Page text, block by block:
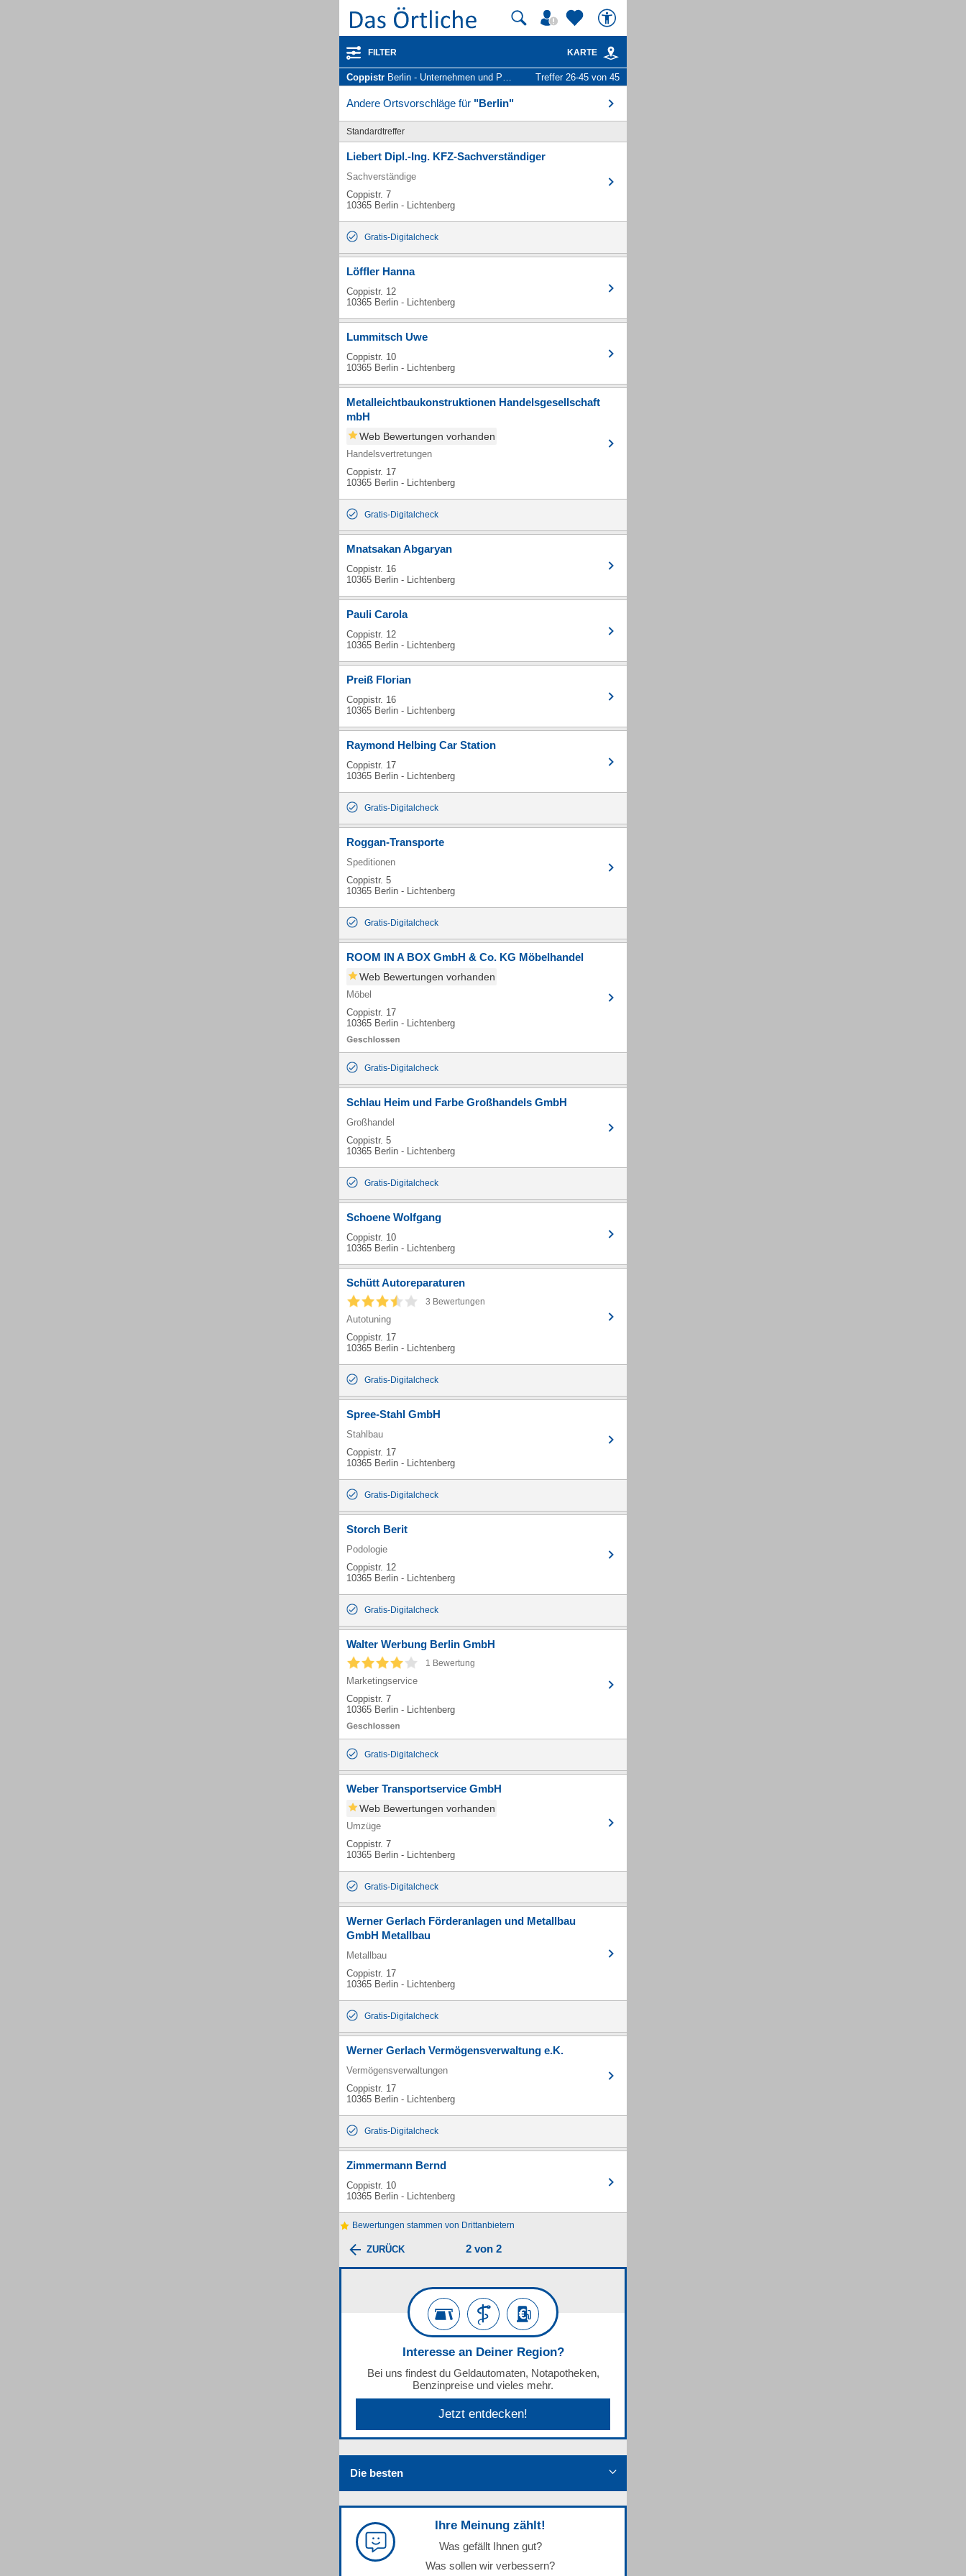
FILTER KARTE
Coppistr Berlin - Unternehmen und Personen Treffer 26-45 von 45
Andere Ortsvorschläge für "Berlin"
Standardtreffer
Liebert Dipl.-Ing. KFZ-Sachverständiger
Sachverständige
Coppistr. 7
10365 Berlin - Lichtenberg
Gratis-Digitalcheck
Löffler Hanna
Coppistr. 12
10365 Berlin - Lichtenberg
Lummitsch Uwe
Coppistr. 10
10365 Berlin - Lichtenberg
Metalleichtbaukonstruktionen Handelsgesellschaft
mbH
Web Bewertungen vorhanden
Handelsvertretungen
Coppistr. 17
10365 Berlin - Lichtenberg
Gratis-Digitalcheck
Mnatsakan Abgaryan
Coppistr. 16
10365 Berlin - Lichtenberg
Pauli Carola
Coppistr. 12
10365 Berlin - Lichtenberg
Preiß Florian
Coppistr. 16
10365 Berlin - Lichtenberg
Raymond Helbing Car Station
Coppistr. 17
10365 Berlin - Lichtenberg
Gratis-Digitalcheck
Roggan-Transporte
Speditionen
Coppistr. 5
10365 Berlin - Lichtenberg
Gratis-Digitalcheck
ROOM IN A BOX GmbH & Co. KG Möbelhandel
Web Bewertungen vorhanden
Möbel
Coppistr. 17
10365 Berlin - Lichtenberg
Gratis-Digitalcheck
Schlau Heim und Farbe Großhandels GmbH
Großhandel
Coppistr. 5
10365 Berlin - Lichtenberg
Gratis-Digitalcheck
Schoene Wolfgang
Coppistr. 10
10365 Berlin - Lichtenberg
Schütt Autoreparaturen
3 Bewertungen
Autotuning
Coppistr. 17
10365 Berlin - Lichtenberg
Gratis-Digitalcheck
Spree-Stahl GmbH
Stahlbau
Coppistr. 17
10365 Berlin - Lichtenberg
Gratis-Digitalcheck
Storch Berit
Podologie
Coppistr. 12
10365 Berlin - Lichtenberg
Gratis-Digitalcheck
Walter Werbung Berlin GmbH
1 Bewertung
Marketingservice
Coppistr. 7
10365 Berlin - Lichtenberg
Gratis-Digitalcheck
Weber Transportservice GmbH
Web Bewertungen vorhanden
Umzüge
Coppistr. 7
10365 Berlin - Lichtenberg
Gratis-Digitalcheck
Werner Gerlach Förderanlagen und Metallbau
GmbH Metallbau
Metallbau
Coppistr. 17
10365 Berlin - Lichtenberg
Gratis-Digitalcheck
Werner Gerlach Vermögensverwaltung e.K.
Vermögensverwaltungen
Coppistr. 17
10365 Berlin - Lichtenberg
Gratis-Digitalcheck
Zimmermann Bernd
Coppistr. 10
10365 Berlin - Lichtenberg
Bewertungen stammen von Drittanbietern
ZURÜCK 2 von 2
Interesse an Deiner Region?
Bei uns findest du Geldautomaten, Notapotheken,
Benzinpreise und vieles mehr.
Jetzt entdecken!
Die besten
Ihre Meinung zählt!
Was gefällt Ihnen gut?
Was sollen wir verbessern?